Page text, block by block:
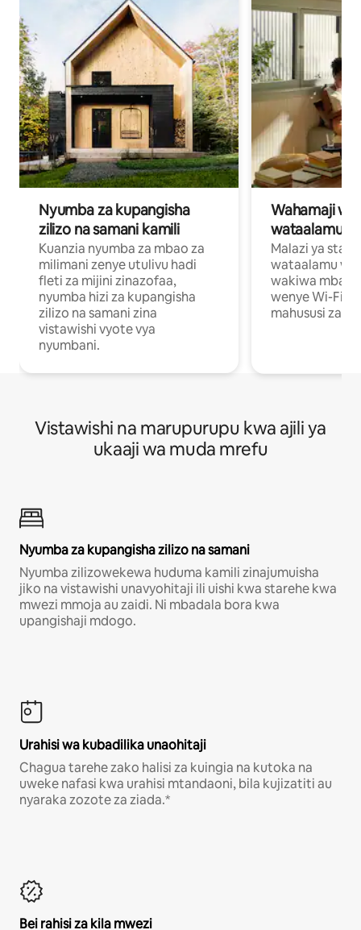
Nyumba za kupangisha
zilizo na samani kamili
Kuanzia nyumba za mbao za
milimani zenye utulivu hadi
fleti za mijini zinazofaa,
nyumba hizi za kupangisha
zilizo na samani zina
vistawishi vyote vya
nyumbani.
Wahamaji
wataalamu
Malazi ya
wataalamu
wakiwa mbali
wenye Wi-Fi
mahususi za
Vistawishi na marupurupu kwa ajili ya
ukaaji wa muda mrefu
Nyumba za kupangisha zilizo na samani
Nyumba zilizowekewa huduma kamili zinajumuisha
jiko na vistawishi unavyohitaji ili uishi kwa starehe kwa
mwezi mmoja au zaidi. Ni mbadala bora kwa
upangishaji mdogo.
Urahisi wa kubadilika unaohitaji
Chagua tarehe zako halisi za kuingia na kutoka na
uweke nafasi kwa urahisi mtandaoni, bila kujizatiti au
nyaraka zozote za ziada.*
Bei rahisi za kila mwezi